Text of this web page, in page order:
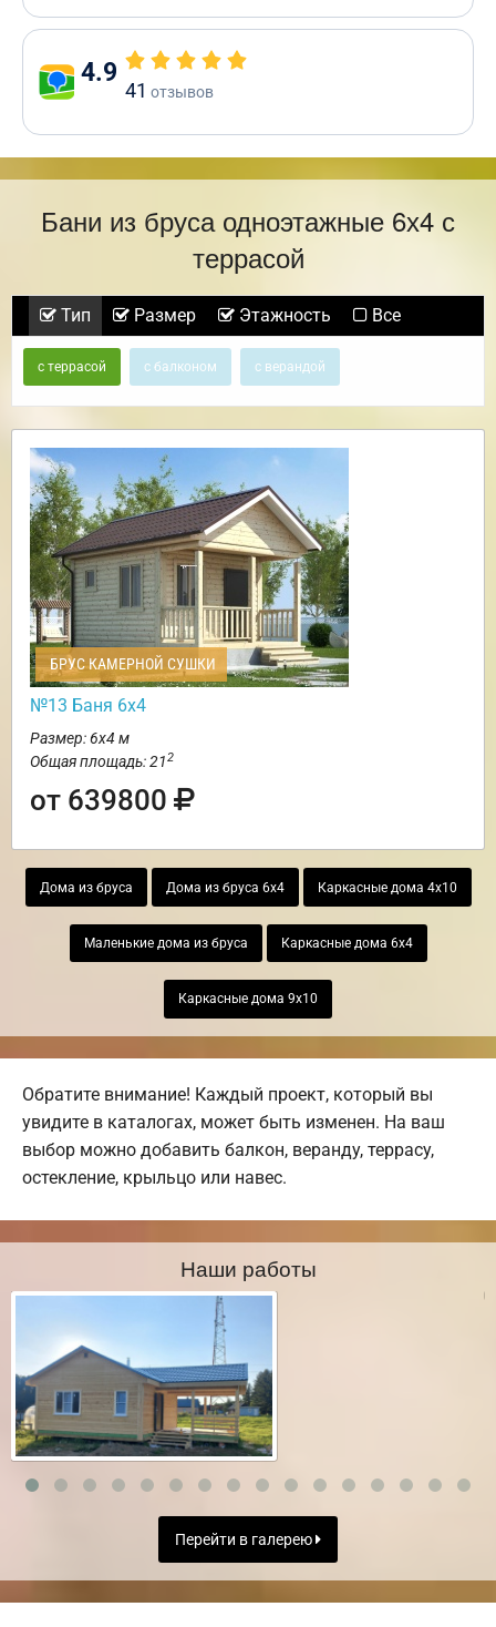
4.9
41 отзывов
Бани из бруса одноэтажные 6х4 с
террасой
Тип Размер Этажность Все
с террасой с балконом с верандой
БРУС КАМЕРНОЙ СУШКИ
№13 Баня 6х4
Размер: 6х4 м
Общая площадь: 212
от 639800
Дома из бруса Дома из бруса 6х4 Каркасные дома 4х10
Маленькие дома из бруса Каркасные дома 6х4
Каркасные дома 9х10
Обратите внимание! Каждый проект, который вы
увидите в каталогах, может быть изменен. На ваш
выбор можно добавить балкон, веранду, террасу,
остекление, крыльцо или навес.
Наши работы
Перейти в галерею